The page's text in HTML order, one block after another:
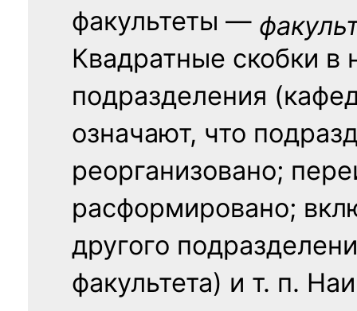
факультеты —
Квадратные скобки в
подразделения
означают, что
реорганизовано;
расформировано;
другого
факультета) и т. п.